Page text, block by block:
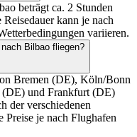
beträgt ca. 2 Stunden
kann je nach
variieren.
Bilbao fliegen?
Bremen (DE), Köln/Bonn
und Frankfurt (DE)
der verschiedenen
je nach Flughafen